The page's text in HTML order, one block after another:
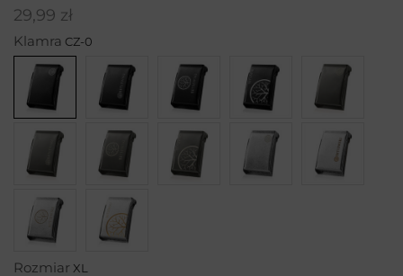
29,99 zł
Klamra
Rozmiar